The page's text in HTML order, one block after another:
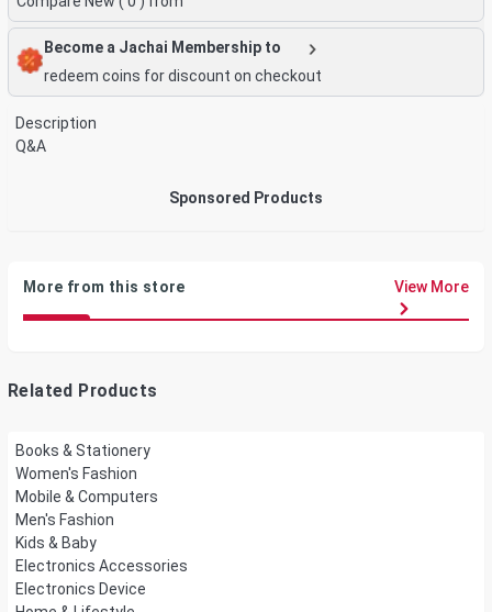
Become a Jachai Membership to
redeem coins for discount on checkout
Description
Q&A
Sponsored Products
More from this store View More
Related Products
Books & Stationery
Women's Fashion
Mobile & Computers
Men's Fashion
Kids & Baby
Electronics Accessories
Electronics Device